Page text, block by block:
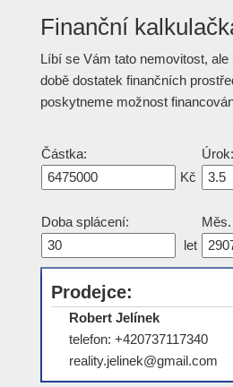
Finanční
Líbí se Vám tato nemovitost,
době dostatek finančních
poskytneme možnost
Částka:
Kč
Úrok:
Doba splácení:
let
Prodejce:
Robert Jelínek
telefon: +420737117340
reality.jelinek@gmail.com